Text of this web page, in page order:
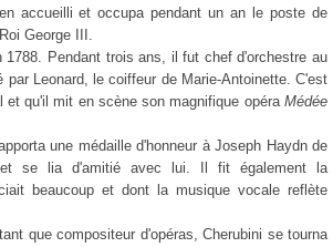
accueilli et occupa pendant un an le poste de
George III.
1788. Pendant trois ans, il fut chef d'orchestre au
Leonard, le coiffeur de Marie-Antoinette. C'est
et qu'il mit en scène son magnifique opéra Médée
une médaille d'honneur à Joseph Haydn de
se lia d'amitié avec lui. Il fit également la
beaucoup et dont la musique vocale reflète
que compositeur d'opéras, Cherubini se tourna